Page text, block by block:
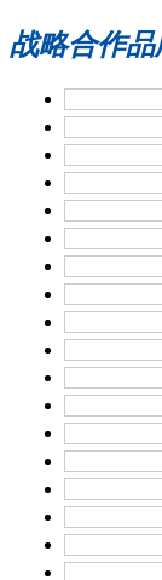
战略合作品